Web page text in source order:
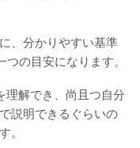
、分かりやすい基準
つの目安になります。
理解でき、尚且つ自分
説明できるぐらいの
。